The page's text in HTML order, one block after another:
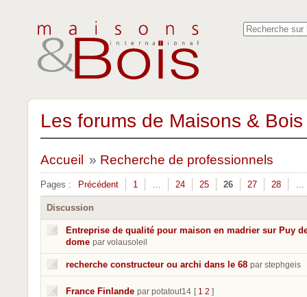
Les forums de Maisons &
Accueil » Recherche de professionnels
Pages : Précédent 1 … 24 25 26 27 28 …
Discussion
Entreprise de qualité pour maison en madrier sur Puy
dome par volausoleil
recherche constructeur ou archi dans le 68 par stephgeis
France Finlande par potatout14 [ 1 2 ]